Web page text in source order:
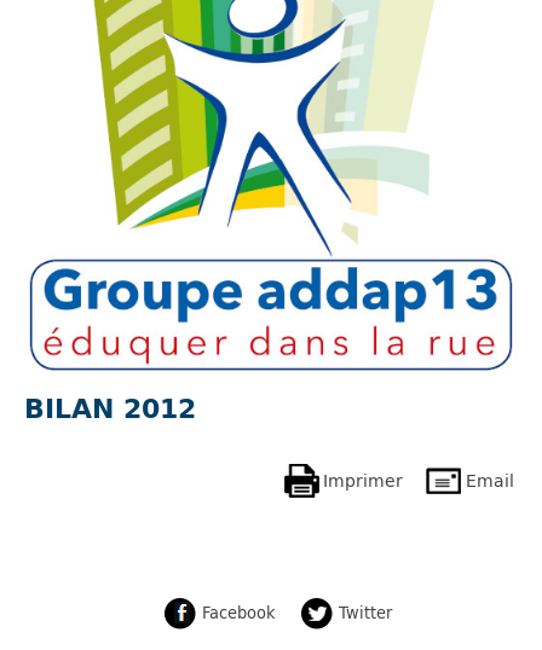
BILAN 2012
Imprimer Email
Facebook Twitter